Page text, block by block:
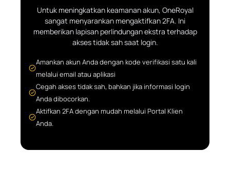
Untuk meningkatkan keamanan akun, OneRoyal
sangat menyarankan mengaktifkan 2FA. Ini
memberikan lapisan perlindungan ekstra terhadap
akses tidak sah saat login.
Amankan akun Anda dengan kode verifikasi satu kali
melalui email atau aplikasi
Cegah akses tidak sah, bahkan jika informasi login
Anda dibocorkan.
Aktifkan 2FA dengan mudah melalui Portal Klien
Anda.